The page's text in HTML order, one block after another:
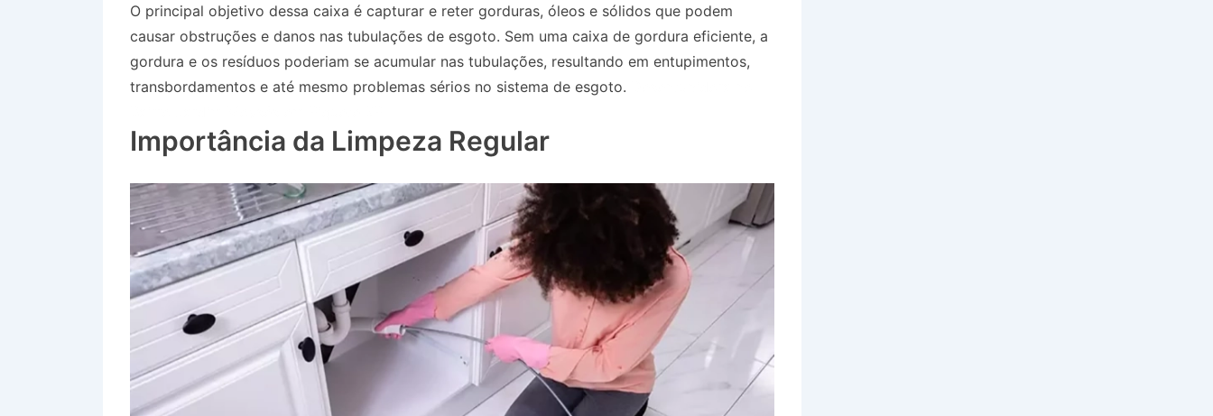
O principal objetivo dessa caixa é capturar e reter gorduras, óleos e sólidos que podem
causar obstruções e danos nas tubulações de esgoto. Sem uma caixa de gordura eficiente, a
gordura e os resíduos poderiam se acumular nas tubulações, resultando em entupimentos,
transbordamentos e até mesmo problemas sérios no sistema de esgoto.
Importância da Limpeza Regular